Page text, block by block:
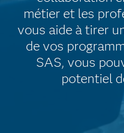
métier et les
vous aide à tirer
de vos
SAS, vous
potentiel